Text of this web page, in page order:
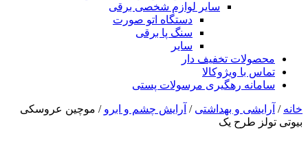
سایر لوازم شخصی برقی
دستگاه اتو صورت
سنگ پا برقی
سایر
محصولات تخفیف دار
تماس با ویژوکالا
سامانه رهگیری مرسولات پستی
خانه / آرایشی و بهداشتی / آرایش چشم و ابرو / موچین عروسکی
بیوتی تولز طرح یک